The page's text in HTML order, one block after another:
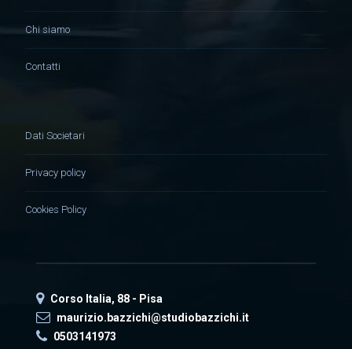
Chi siamo
Contatti
Dati Societari
Privacy policy
Cookies Policy
Corso Italia, 88 - Pisa
maurizio.bazzichi@studiobazzichi.it
0503141973